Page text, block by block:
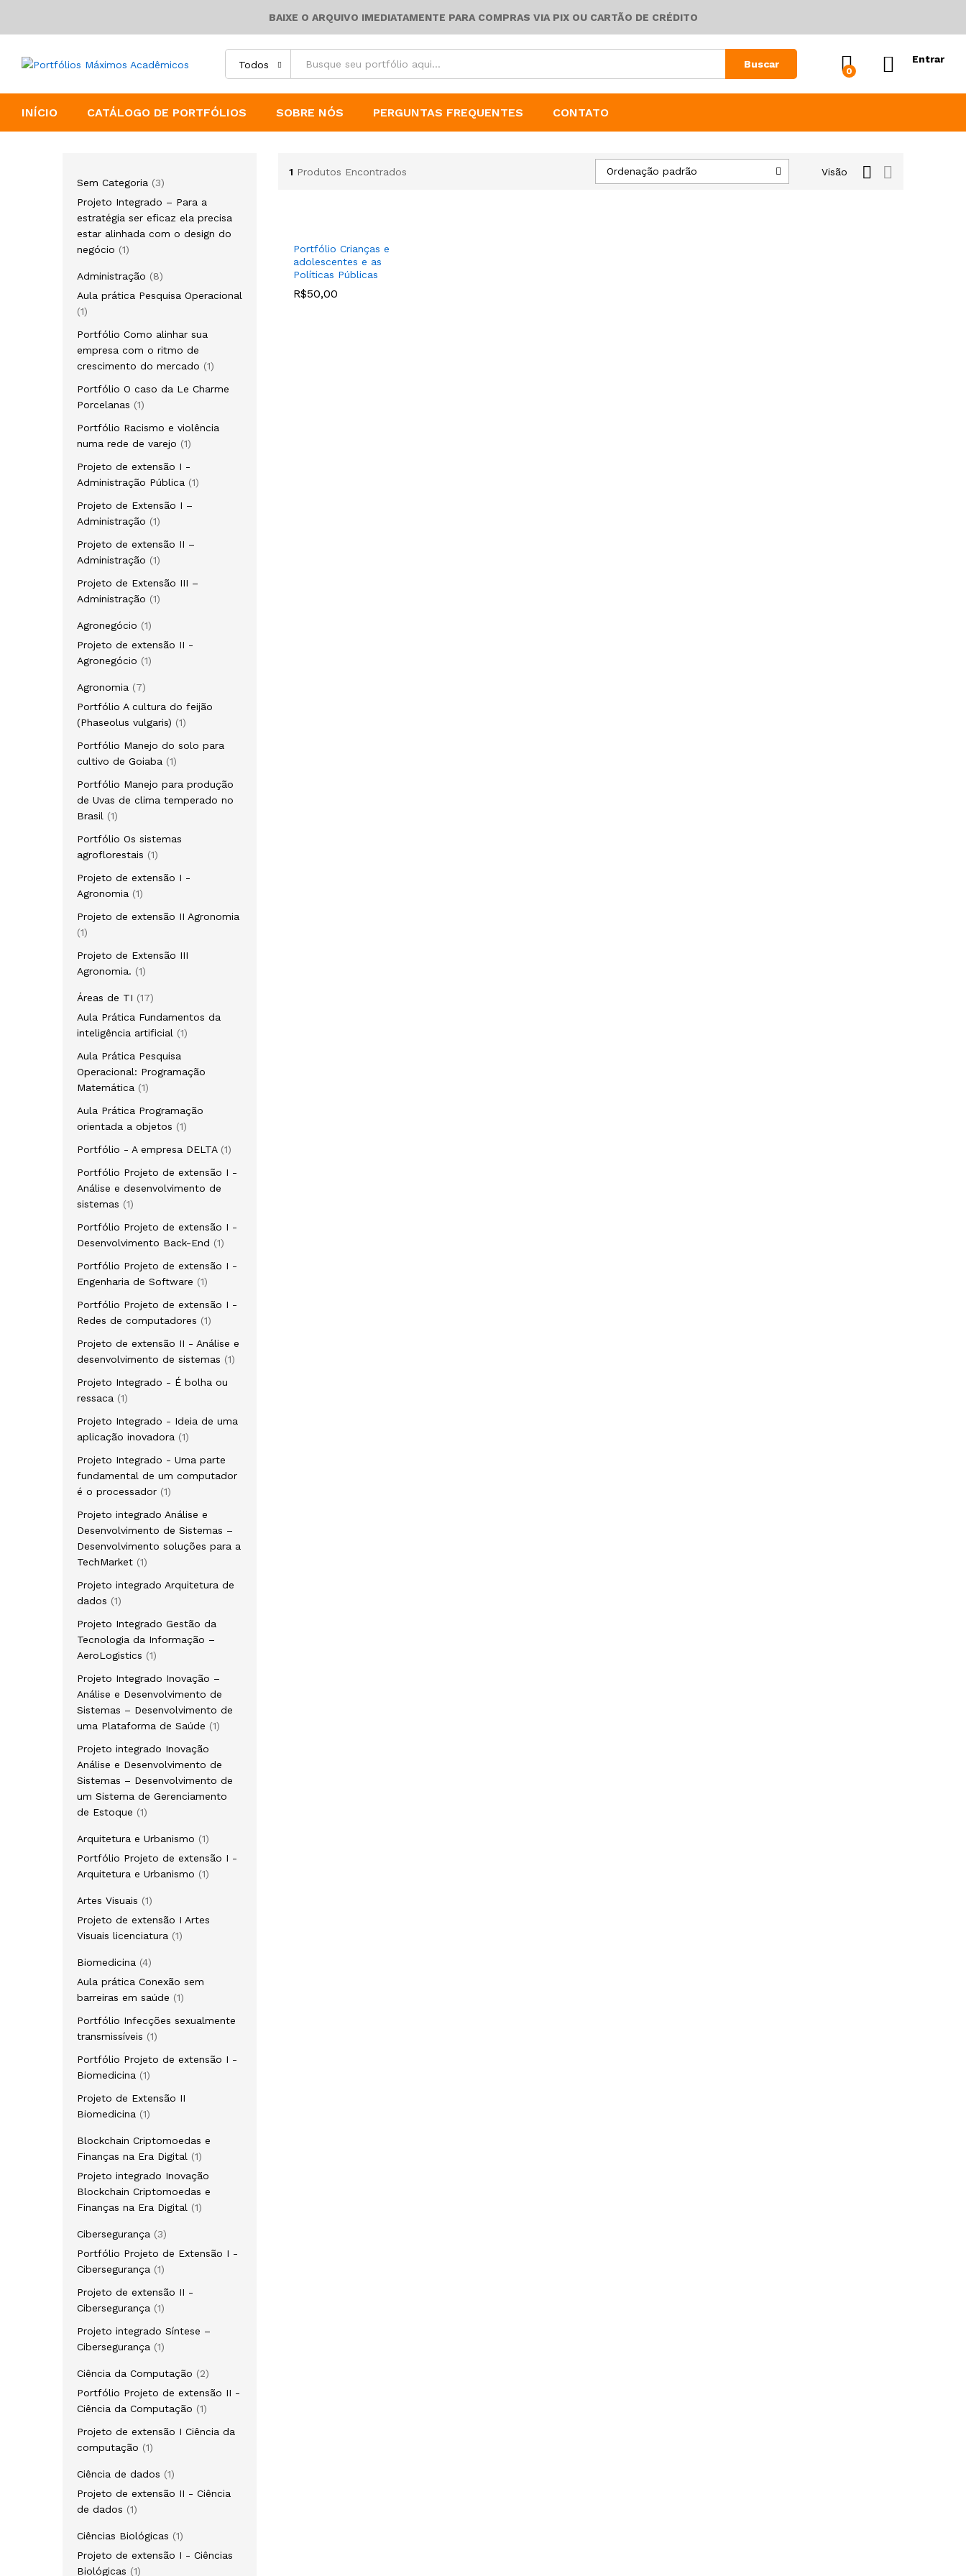
BAIXE O ARQUIVO IMEDIATAMENTE PARA COMPRAS VIA PIX OU CARTÃO DE CRÉDITO
Todos Buscar
0
Entrar
INÍCIO CATÁLOGO DE PORTFÓLIOS SOBRE NÓS PERGUNTAS FREQUENTES CONTATO
1 Produtos Encontrados Visão
Ordenação padrão
Portfólio Crianças e
adolescentes e as
Políticas Públicas
R$50,00
R$50,00
Sem Categoria 33
produtos
Projeto Integrado – Para a
estratégia ser eficaz ela precisa
estar alinhada com o design do
negócio
11
Administração
88
produtos
Aula prática Pesquisa Operacional
11
Portfólio Como alinhar sua
empresa com o ritmo de
crescimento do mercado
11
Portfólio O caso da Le Charme
Porcelanas
11
Portfólio Racismo e violência
numa rede de varejo
11
Projeto de extensão I -
Administração Pública
11
Projeto de Extensão I –
Administração
11
Projeto de extensão II –
Administração
11
Projeto de Extensão III –
Administração
11
Agronegócio
11
produto
Projeto de extensão II -
Agronegócio
11
Agronomia
77
produtos
Portfólio A cultura do feijão
(Phaseolus vulgaris)
11
Portfólio Manejo do solo para
cultivo de Goiaba
11
Portfólio Manejo para produção
de Uvas de clima temperado no
Brasil
11
Portfólio Os sistemas
agroflorestais
11
Projeto de extensão I -
Agronomia
11
Projeto de extensão II Agronomia
11
Projeto de Extensão III
Agronomia.
11
Áreas de TI
1717
produtos
Aula Prática Fundamentos da
inteligência artificial
11
Aula Prática Pesquisa
Operacional: Programação
Matemática
11
Aula Prática Programação
orientada a objetos
11
Portfólio - A empresa DELTA 11
Portfólio Projeto de extensão I -
Análise e desenvolvimento de
sistemas
11
Portfólio Projeto de extensão I -
Desenvolvimento Back-End
11
Portfólio Projeto de extensão I -
Engenharia de Software
11
Portfólio Projeto de extensão I -
Redes de computadores
11
Projeto de extensão II - Análise e
desenvolvimento de sistemas
11
Projeto Integrado - É bolha ou
ressaca
11
Projeto Integrado - Ideia de uma
aplicação inovadora
11
Projeto Integrado - Uma parte
fundamental de um computador
é o processador
11
Projeto integrado Análise e
Desenvolvimento de Sistemas –
Desenvolvimento soluções para a
TechMarket
11
Projeto integrado Arquitetura de
dados
11
Projeto Integrado Gestão da
Tecnologia da Informação –
AeroLogistics
11
Projeto Integrado Inovação –
Análise e Desenvolvimento de
Sistemas – Desenvolvimento de
uma Plataforma de Saúde
11
Projeto integrado Inovação
Análise e Desenvolvimento de
Sistemas – Desenvolvimento de
um Sistema de Gerenciamento
de Estoque
11
Arquitetura e Urbanismo
11
produto
Portfólio Projeto de extensão I -
Arquitetura e Urbanismo
11
Artes Visuais
11
produto
Projeto de extensão I Artes
Visuais licenciatura
11
Biomedicina
44
produtos
Aula prática Conexão sem
barreiras em saúde
11
Portfólio Infecções sexualmente
transmissíveis
11
Portfólio Projeto de extensão I -
Biomedicina
11
Projeto de Extensão II
Biomedicina
11
Blockchain Criptomoedas e
Finanças na Era Digital
11
produto
Projeto integrado Inovação
Blockchain Criptomoedas e
Finanças na Era Digital
11
Cibersegurança
33
produtos
Portfólio Projeto de Extensão I -
Cibersegurança
11
Projeto de extensão II -
Cibersegurança
11
Projeto integrado Síntese –
Cibersegurança
11
Ciência da Computação
22
produtos
Portfólio Projeto de extensão II -
Ciência da Computação
11
Projeto de extensão I Ciência da
computação
11
Ciência de dados
11
produto
Projeto de extensão II - Ciência
de dados
11
Ciências Biológicas
11
produto
Projeto de extensão I - Ciências
Biológicas
11